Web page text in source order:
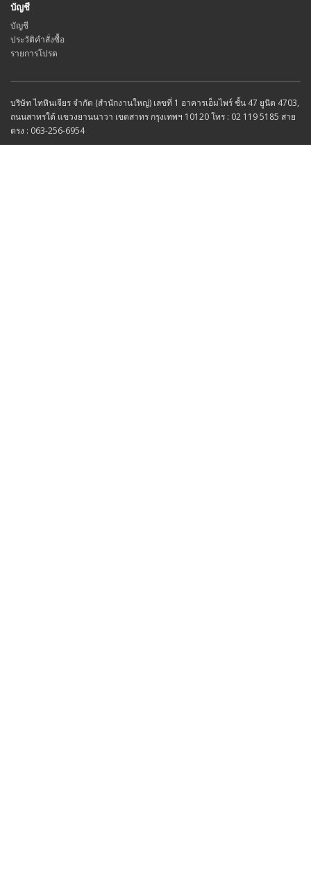
บัญชี
บัญชี
ประวัติคำสั่งซื้อ
รายการโปรด
บริษัท ไทหินเจียร จำกัด (สำนักงานใหญ่) เลขที่ 1 อาคารเอ็มไพร์ ชั้น 47 ยูนิต 4703,
ถนนสาทรใต้ แขวงยานนาวา เขตสาทร กรุงเทพฯ 10120 โทร : 02 119 5185 สาย
ตรง : 063-256-6954